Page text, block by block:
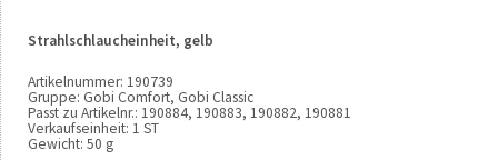
Strahlschlaucheinheit, gelb
Artikelnummer: 190739
Gruppe: Gobi Comfort, Gobi Classic
Passt zu Artikelnr.: 190884, 190883, 190882, 190881
Verkaufseinheit: 1 ST
Gewicht: 50 g